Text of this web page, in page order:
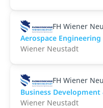
FH Wiener
Aerospace Engineering
Wiener Neustadt
FH Wiener
Business Development
Wiener Neustadt